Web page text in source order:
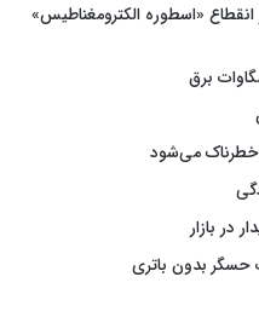
انقطاع «اسطوره الکترومغناطیس»
خطرناک می‌شود
در بازار
حسگر بدون باتری